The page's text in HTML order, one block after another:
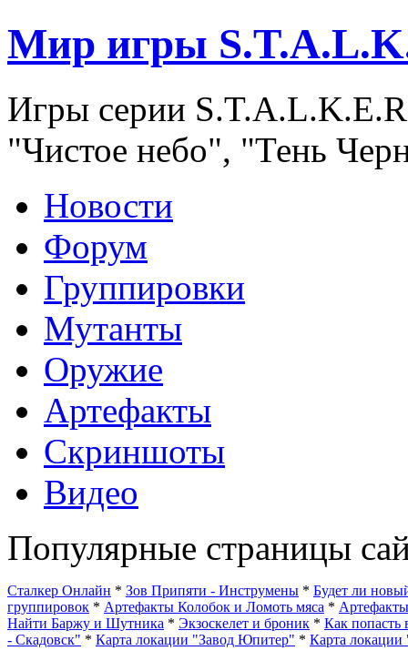
Мир игры
Игры серии
"Чистое небо", "Тень
Новости
Форум
Группировки
Мутанты
Оружие
Артефакты
Скриншоты
Видео
Популярные страницы
Сталкер Онлайн * Зов Припяти - Инструмены * Будет ли
группировок * Артефакты Колобок и Ломоть мяса * Артефакты
Найти Баржу и Шутника * Экзоскелет и броник * Как попасть
- Скадовск" * Карта локации "Завод Юпитер" * Карта